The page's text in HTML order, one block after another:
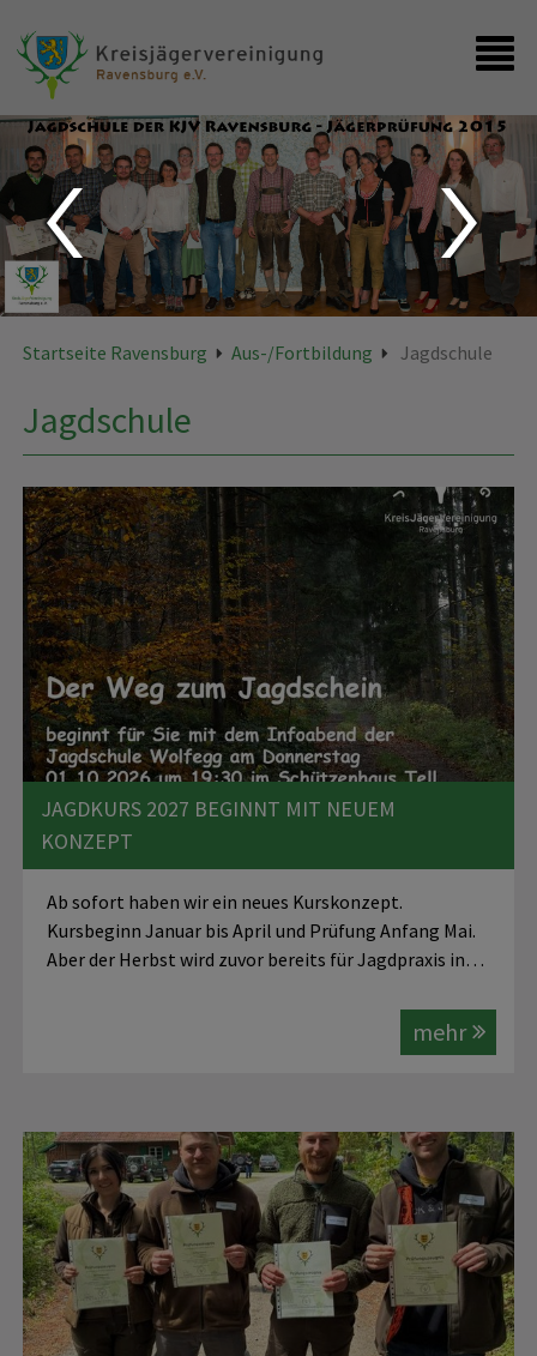
Startseite
Kontakt
Startseite Ravensburg Aus-/Fortbildung Jagdschule
Jagdschule
JAGDKURS 2027 BEGINNT MIT NEUEM
KONZEPT
Ab sofort haben wir ein neues Kurskonzept.
Kursbeginn Januar bis April und Prüfung Anfang Mai.
Aber der Herbst wird zuvor bereits für Jagdpraxis in…
mehr